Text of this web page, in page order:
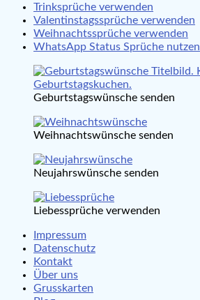
Trinksprüche verwenden
Valentinstagssprüche verwenden
Weihnachtssprüche verwenden
WhatsApp Status Sprüche nutzen
Geburtstagswünsche senden
Weihnachtswünsche senden
Neujahrswünsche senden
Liebessprüche verwenden
Impressum
Datenschutz
Kontakt
Über uns
Grusskarten